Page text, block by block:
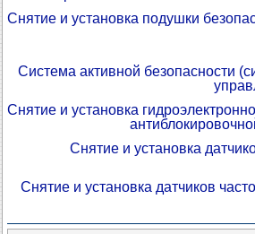
Снятие и установка подушки
Система активной безопасности
Снятие и установка
Снятие и установка
Снятие и установка датчиков